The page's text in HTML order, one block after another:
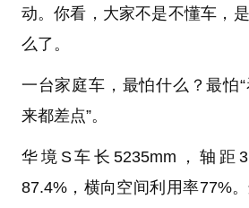
动。你看，大家不是不懂车，
么了。
一台家庭车，最怕什么？最怕
来都差点”。
华境S车长5235mm，轴距
87.4%，横向空间利用率77%